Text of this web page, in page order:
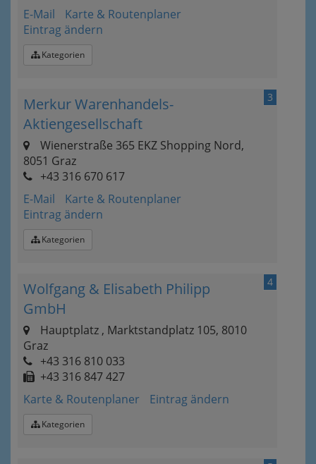
E-Mail
Karte & Routenplaner
Eintrag ändern
Kategorien
3
Merkur Warenhandels-
Aktiengesellschaft
Wienerstraße 365 EKZ Shopping Nord,
8051 Graz
+43 316 670 617
E-Mail
Karte & Routenplaner
Eintrag ändern
Kategorien
4
Wolfgang & Elisabeth Philipp
GmbH
Hauptplatz , Marktstandplatz 105, 8010
Graz
+43 316 810 033
+43 316 847 427
Karte & Routenplaner
Eintrag ändern
Kategorien